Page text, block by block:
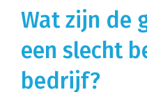
Wat zijn de
een slecht
bedrijf?